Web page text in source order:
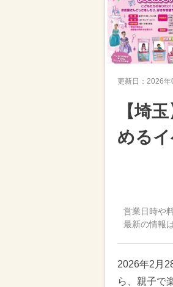
更新日： 2026年
【埼
める
営業日時や
最新の情報
2026年2月
ら、親子で